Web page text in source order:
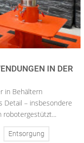
IN DER N
in Behältern
Detail – insbesondere
robotergestützt...
Entsorgung